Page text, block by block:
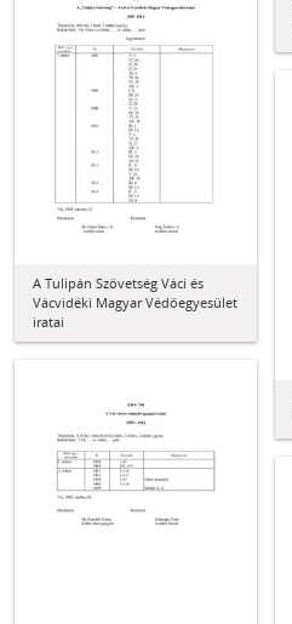
A Tulipán Szövetség Váci és
Vácvidéki Magyar Védőegyesület
iratai